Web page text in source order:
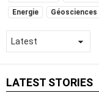
Energie
Géosciences
LATEST STORIES